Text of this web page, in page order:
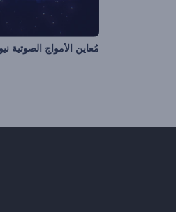
مُعاين الأمواج الصوتية